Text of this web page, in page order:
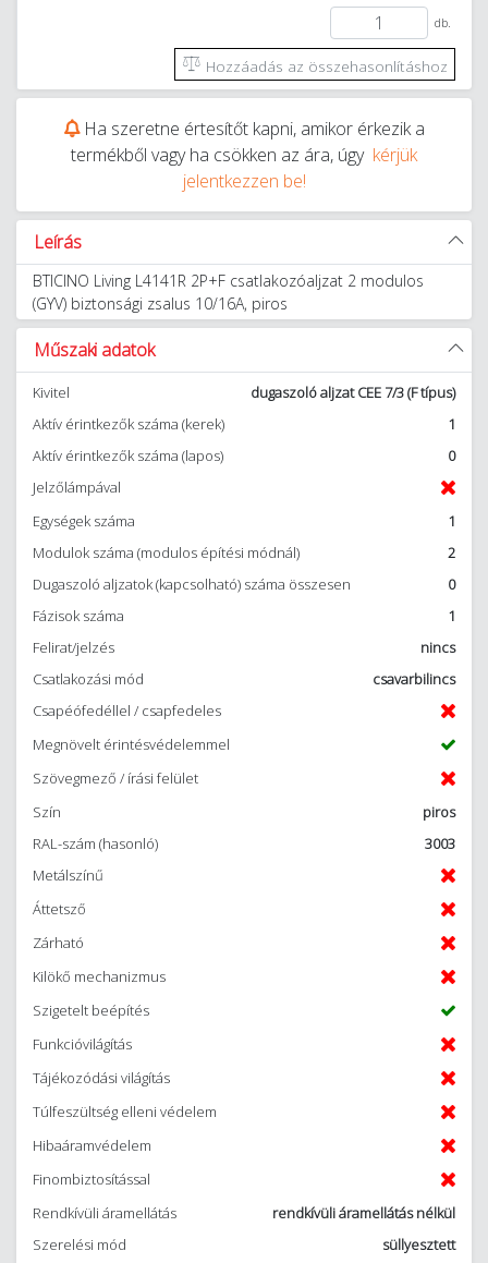
db.
Hozzáadás az összehasonlításhoz
Ha szeretne értesítőt kapni, amikor érkezik a
termékből vagy ha csökken az ára, úgy kérjük
jelentkezzen be!
Leírás
BTICINO Living L4141R 2P+F csatlakozóaljzat 2 modulos
(GYV) biztonsági zsalus 10/16A, piros
Műszaki adatok
Kivitel
dugaszoló aljzat CEE 7/3 (F típus)
Aktív érintkezők száma (kerek)
1
Aktív érintkezők száma (lapos)
0
Jelzőlámpával
Egységek száma
1
Modulok száma (modulos építési módnál)
2
Dugaszoló aljzatok (kapcsolható) száma összesen
0
Fázisok száma
1
Felirat/jelzés
nincs
Csatlakozási mód
csavarbilincs
Csapéófedéllel / csapfedeles
Megnövelt érintésvédelemmel
Szövegmező / írási felület
Szín
piros
RAL-szám (hasonló)
3003
Metálszínű
Áttetsző
Zárható
Kilökő mechanizmus
Szigetelt beépítés
Funkcióvilágítás
Tájékozódási világítás
Túlfeszültség elleni védelem
Hibaáramvédelem
Finombiztosítással
Rendkívüli áramellátás
rendkívüli áramellátás nélkül
Szerelési mód
süllyesztett